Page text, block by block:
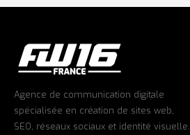
Agence de communication digitale
spécialisée en création de sites web,
SEO, réseaux sociaux et identité visuelle.